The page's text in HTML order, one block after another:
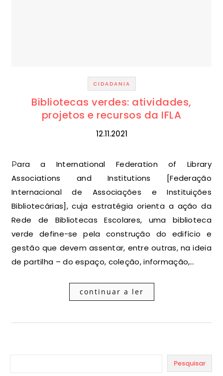
CIDADANIA
Bibliotecas verdes: atividades,
projetos e recursos da IFLA
12.11.2021
Para a International Federation of Library
Associations and Institutions [Federação
Internacional de Associações e Instituições
Bibliotecárias], cuja estratégia orienta a ação da
Rede de Bibliotecas Escolares, uma biblioteca
verde define-se pela construção do edifício e
gestão que devem assentar, entre outras, na ideia
de partilha – do espaço, coleção, informação,…
continuar a ler
Pesquisar